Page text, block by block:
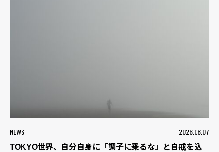
NEWS 2026.08.07
TOKYO世界、自分自身に「調子に乗るな」と自戒を込